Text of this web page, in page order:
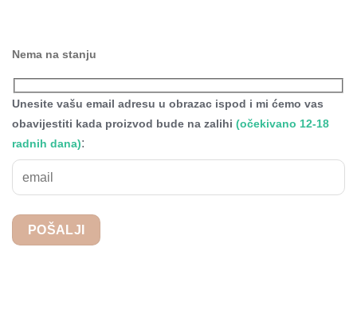
Nema na stanju
Unesite vašu email adresu u obrazac ispod i mi ćemo vas
obavijestiti kada proizvod bude na zalihi (očekivano 12-18
radnih dana):